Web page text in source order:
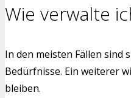
Wie verwalte
In den meisten Fällen sind
Bedürfnisse. Ein weiterer
bleiben.